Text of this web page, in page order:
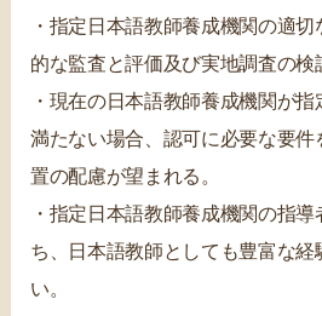
・指定日本語教師養成機関の適
的な監査と評価及び実地調査の検
・現在の日本語教師養成機関が
満たない場合、認可に必要な要
置の配慮が望まれる。
・指定日本語教師養成機関の指
ち、日本語教師としても豊富な経
い。